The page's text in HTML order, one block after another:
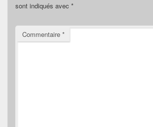
sont indiqués avec *
Commentaire *